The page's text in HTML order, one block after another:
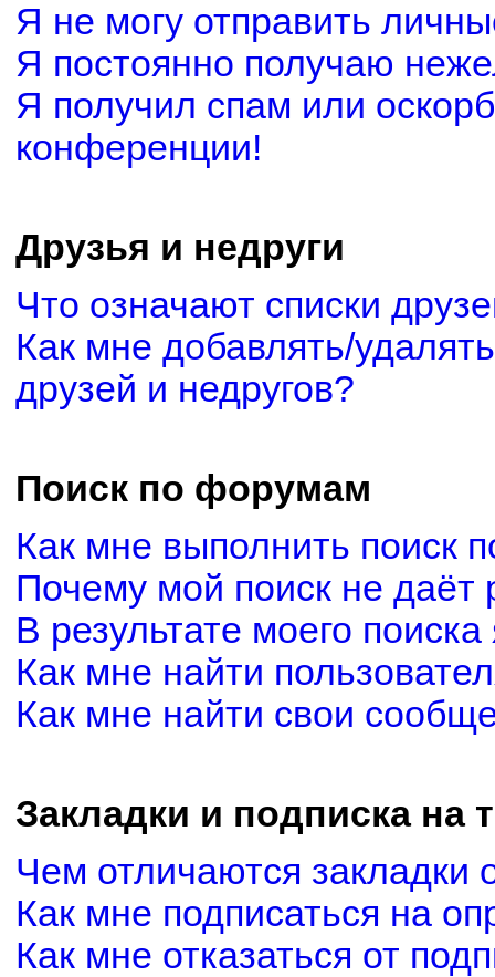
Я не могу отправить
Я постоянно получаю
Я получил спам или
конференции!
Друзья и недруги
Что означают списки
Как мне добавлять/
друзей и недругов?
Поиск по форумам
Как мне выполнить поиск
Почему мой поиск не даёт
В результате моего
Как мне найти
Как мне найти свои
Закладки и подписка на
Чем отличаются закладки
Как мне подписаться на
Как мне отказаться от